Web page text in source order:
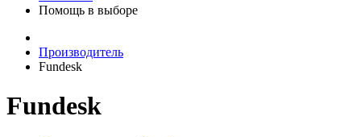
Помощь в выборе
Производитель
Fundesk
Fundesk